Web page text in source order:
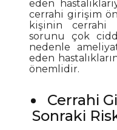
eden
cerrahi girişim
kişinin cerrahi
sorunu çok
nedenle
eden
önemlidir.
Cerrahi
Sonraki